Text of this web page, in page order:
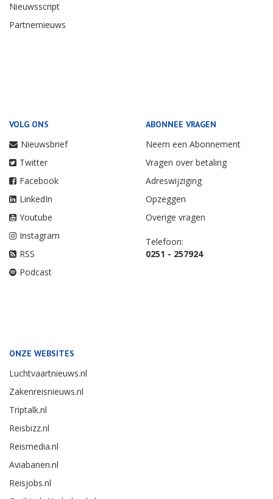
Nieuwsscript
Partnernieuws
VOLG ONS
Nieuwsbrief
Twitter
Facebook
LinkedIn
Youtube
Instagram
RSS
Podcast
ABONNEE VRAGEN
Neem een Abonnement
Vragen over betaling
Adreswijziging
Opzeggen
Overige vragen
Telefoon:
0251 - 257924
ONZE WEBSITES
Luchtvaartnieuws.nl
Zakenreisnieuws.nl
Triptalk.nl
Reisbizz.nl
Reismedia.nl
Aviabanen.nl
Reisjobs.nl